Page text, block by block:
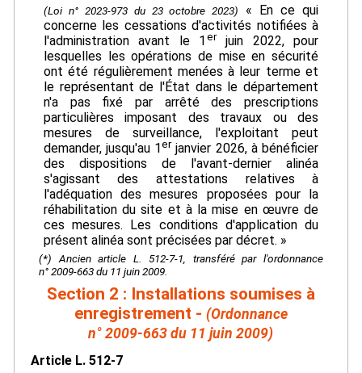
(Loi n° 2023-973 du 23 octobre 2023)
« En ce qui
concerne les cessations d'activités notifiées à
l'administration avant le 1 er
juin 2022, pour
lesquelles les opérations de mise en sécurité
ont été régulièrement menées à leur terme et
le représentant de l'État dans le département
n'a pas fixé par arrêté des prescriptions
particulières imposant des travaux ou des
mesures de surveillance, l'exploitant peut
demander, jusqu'au 1er janvier 2026, à bénéficier
des dispositions de l'avant-dernier alinéa
s'agissant des attestations relatives à
l'adéquation des mesures proposées pour la
réhabilitation du site et à la mise en œuvre de
ces mesures. Les conditions d'application du
présent alinéa sont précisées par décret. »
(*) Ancien article L. 512-7-1, transféré par l'ordonnance
n° 2009-663 du 11 juin 2009.
Section 2 : Installations soumises à
enregistrement - (Ordonnance
n° 2009-663 du 11 juin 2009)
Article L. 512-7